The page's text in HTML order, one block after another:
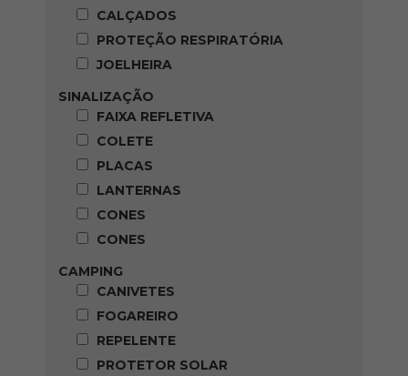
CALÇADOS
PROTEÇÃO RESPIRATÓRIA
JOELHEIRA
SINALIZAÇÃO
FAIXA REFLETIVA
COLETE
PLACAS
LANTERNAS
CONES
CONES
CAMPING
CANIVETES
FOGAREIRO
REPELENTE
PROTETOR SOLAR